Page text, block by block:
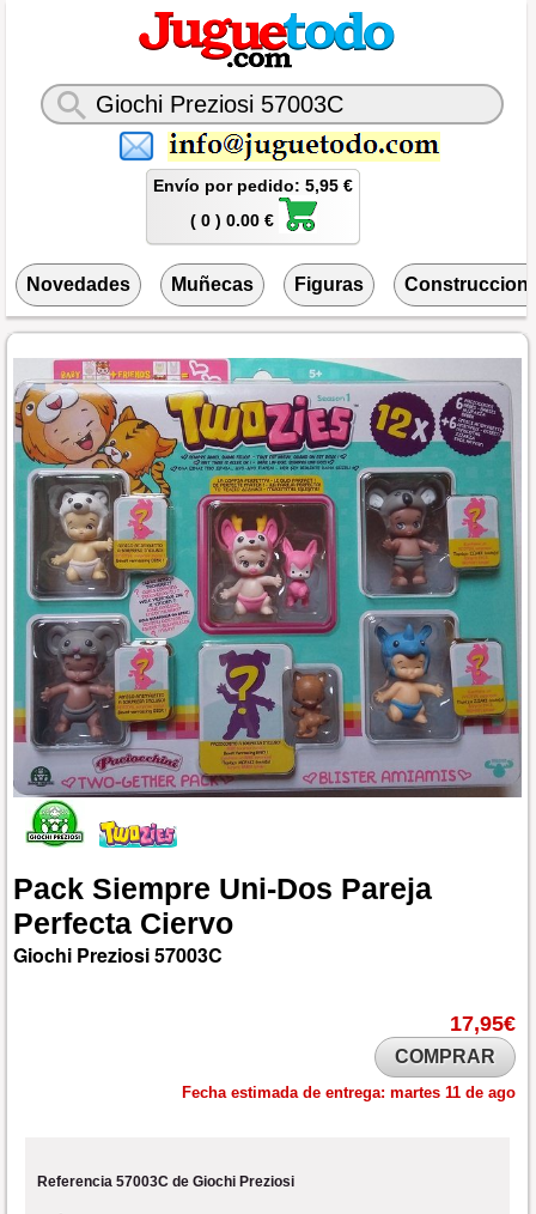
Envío por pedido: 5,95 €
( 0 ) 0.00 €
Novedades Muñecas Figuras
Pack Siempre Uni-Dos Pareja
Perfecta Ciervo
Giochi Preziosi57003C
17,95€
COMPRAR
Fecha estimada de entrega: martes 11 de ago
Referencia 57003C de Giochi Preziosi